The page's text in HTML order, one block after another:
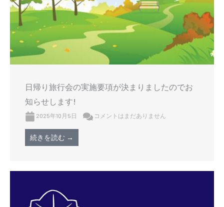
日帰り旅行会の実施要項が決まりましたのでお
知らせします!
2025年10月5日 コメントはまだありません
続きを読む →